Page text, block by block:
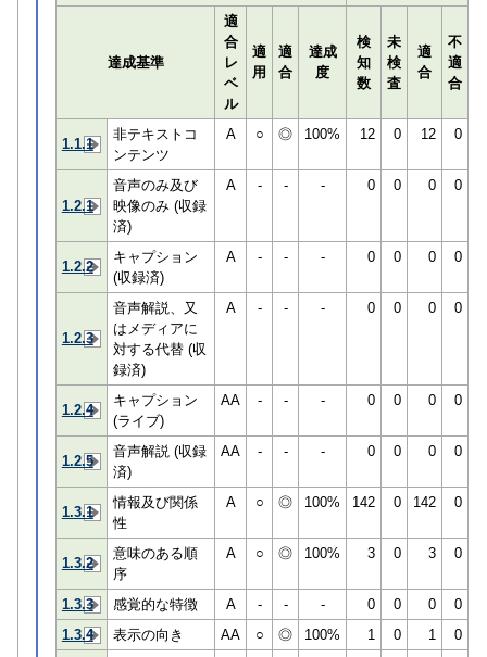
達成基準
適
合
レ
ベ
ル
適
用
適
合
達成
度
検
知
数
未
検
査
適
合
不
適
合
1.1.1
非テキストコ
ンテンツ
A ○ ◎ 100% 12 0 12 0
1.2.1
音声のみ及び
映像のみ (収録
済)
A - - - 0 0 0 0
1.2.2
キャプション
(収録済)
A - - - 0 0 0 0
1.2.3
音声解説、又
はメディアに
対する代替 (収
録済)
A - - - 0 0 0 0
1.2.4
キャプション
(ライブ)
AA - - - 0 0 0 0
1.2.5
音声解説 (収録
済)
AA - - - 0 0 0 0
1.3.1
情報及び関係
性
A ○ ◎ 100% 142 0 142 0
1.3.2
意味のある順
序
A ○ ◎ 100% 3 0 3 0
1.3.3 感覚的な特徴 A - - - 0 0 0
0
1.3.4
表示の向き AA ○ ◎ 100% 1 0 1 0